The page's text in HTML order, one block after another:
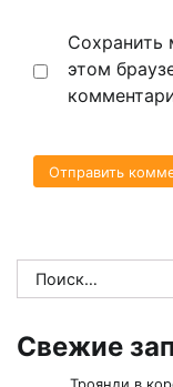
Сохранить
этом
Найти:
Свежие